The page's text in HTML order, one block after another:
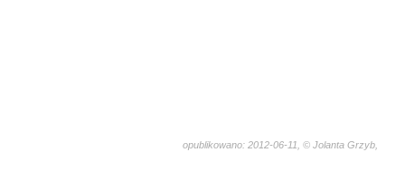
opublikowano: 2012-06-11, © Jolanta Grzyb,